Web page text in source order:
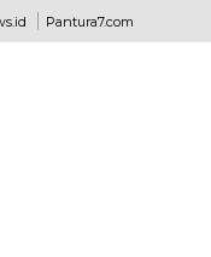
Pantura7.com